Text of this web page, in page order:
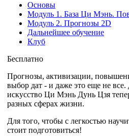
Основы
Модуль 1. База Ци Мэнь.
Модуль 2. Прогнозы 2D
Дальнейшее обучение
Клуб
Бесплатно
Прогнозы, активизации,
выбор дат - и даже это еще не все.
искусство Ци Мэнь Дунь Цзя
разных сферах жизни.
Для того, чтобы с легкостью
стоит подготовиться!